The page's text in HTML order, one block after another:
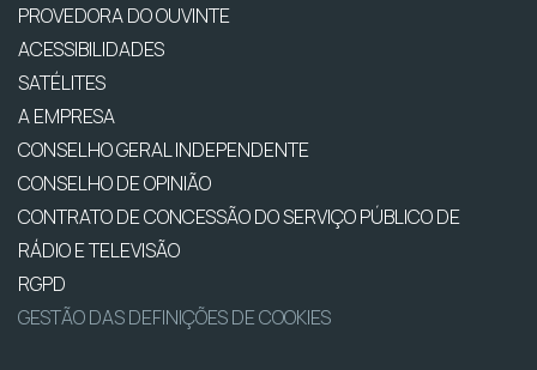
PROVEDORA DO OUVINTE
ACESSIBILIDADES
SATÉLITES
A EMPRESA
CONSELHO GERAL INDEPENDENTE
CONSELHO DE OPINIÃO
CONTRATO DE CONCESSÃO DO SERVIÇO PÚBLICO DE
RÁDIO E TELEVISÃO
RGPD
GESTÃO DAS DEFINIÇÕES DE COOKIES